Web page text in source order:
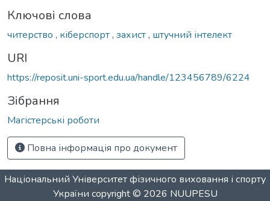
Ключові слова
читерство , кіберспорт, захист, штучний інтелект
URI
https://reposit.uni-sport.edu.ua/handle/123456789/6224
Зібрання
Магістерські роботи
Повна інформація про документ
Національний Університет фізичного виховання і спорту
України copyright © 2026 NUUPESU